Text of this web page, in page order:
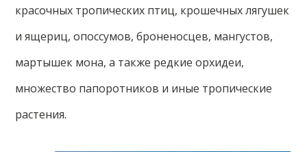
красочных тропических птиц, крошечных лягушек
и ящериц, опоссумов, броненосцев, мангустов,
мартышек мона, а также редкие орхидеи,
множество папоротников и иные тропические
растения.